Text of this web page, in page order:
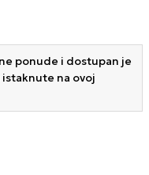
ponude i dostupan je
na ovoj